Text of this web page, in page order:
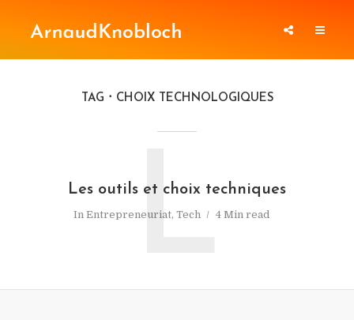
TAG CHOIX TECHNOLOGIQUES
Les outils et choix techniques
In Entrepreneuriat, Tech 4 Min read
L